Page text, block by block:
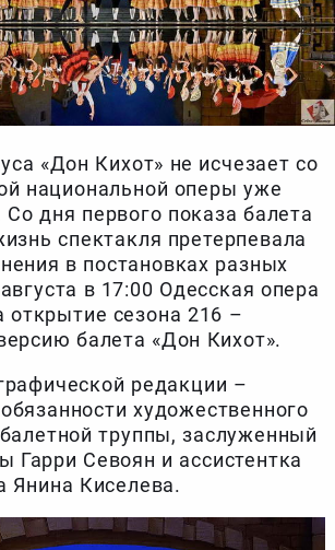
«Дон Кихот» не исчезает со
национальной оперы уже
Со дня первого показа балета
спектакля претерпевала
в постановках разных
в 17:00 Одесская опера
открытие сезона 216 –
балета «Дон Кихот».
редакции –
художественного
труппы, заслуженный
Гарри Севоян и ассистентка
Янина Киселева.